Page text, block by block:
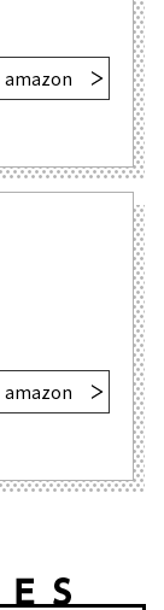
amazon
amazon